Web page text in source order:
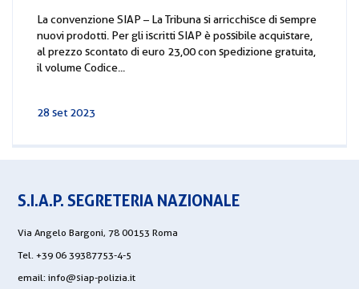
La convenzione SIAP – La Tribuna si arricchisce di sempre
nuovi prodotti. Per gli iscritti SIAP è possibile acquistare,
al prezzo scontato di euro 23,00 con spedizione gratuita,
il volume Codice...
28 set 2023
S.I.A.P. SEGRETERIA NAZIONALE
Via Angelo Bargoni, 78 00153 Roma
Tel. +39 06 39387753-4-5
email: info@siap-polizia.it